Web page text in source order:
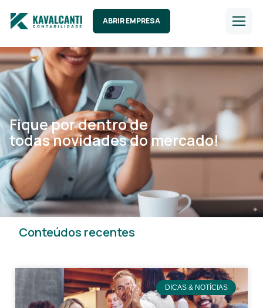
ABRIR EMPRESA
Fique por dentro de
todas novidades do mercado!
Conteúdos recentes
DICAS & NOTÍCIAS